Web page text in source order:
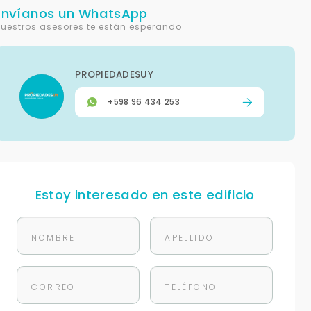
un WhatsApp
asesores te están esperando
PROPIEDADESUY
+598 96 434 253
Estoy interesado en este edificio